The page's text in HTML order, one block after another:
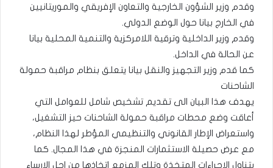
وقدم وزير الشؤون الخارجية والتعاون الإفريقي والموريتانيين
في الخارج بيانا حول الوضع الدولي.
وقدم وزير الداخلية وترقية اللامركزية والتنمية المحلية بيانا
عن الحالة في الداخل.
كما قدم وزير التجهيز والنقل بيانا يتعلق بنظام مراقبة حمولة
الشاحنات
يهدف هذا البيان الى تقديم تشخيص شامل للعوامل التي
أعاقت وضع محطات مراقبة حمولة الشاحنات حيز التشغيل،
واستعراض الإطار القانوني والتنظيمي المؤطر لهذا النظام،
مع عرض حصيلة الاستثمارات المنجزة في هذا المجال. كما
يتناول الإجراءات المتخذة وتلك المزمع اتخاذها من اجل الإرساء